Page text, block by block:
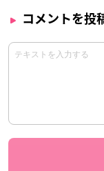
コメントを投